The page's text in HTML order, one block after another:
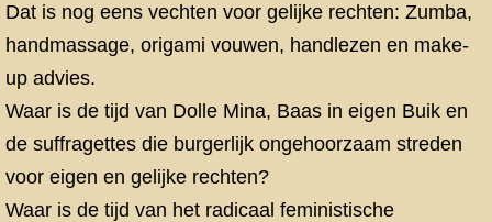
Dat is nog eens vechten voor gelijke rechten: Zumba,
handmassage, origami vouwen, handlezen en make-
up advies.
Waar is de tijd van Dolle Mina, Baas in eigen Buik en
de suffragettes die burgerlijk ongehoorzaam streden
voor eigen en gelijke rechten?
Waar is de tijd van het radicaal feministische